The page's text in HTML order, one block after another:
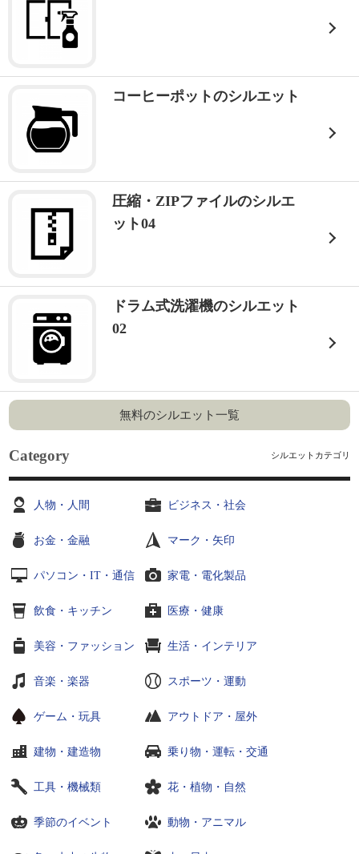
コーヒーポットのシルエット
圧縮・ZIPファイルのシルエ
ット04
ドラム式洗濯機のシルエット
02
無料のシルエット一覧
Category シルエットカテゴリ
人物・人間 ビジネス・社会
お金・金融 マーク・矢印
パソコン・IT・通信 家電・電化製品
飲食・キッチン 医療・健康
美容・ファッション 生活・インテリア
音楽・楽器 スポーツ・運動
ゲーム・玩具 アウトドア・屋外
建物・建造物 乗り物・運転・交通
工具・機械類 花・植物・自然
季節のイベント 動物・アニマル